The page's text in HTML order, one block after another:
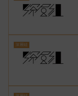
深層組